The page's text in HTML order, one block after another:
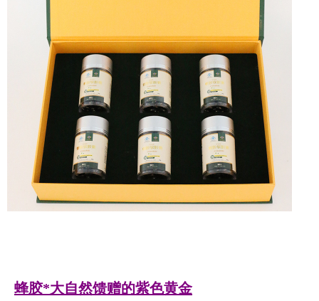
蜂胶*大自然馈赠的紫色黄金